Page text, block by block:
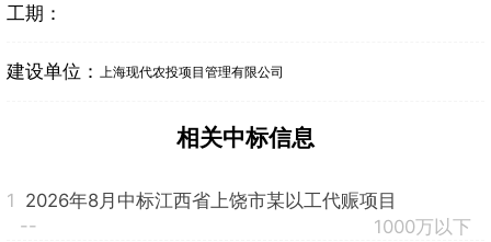
工期：
建设单位： 上海现代农投项目管理有限公司
相关中标信息
1 2026年8月中标江西省上饶市某以工代赈项目
--
1000万以下